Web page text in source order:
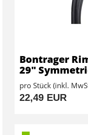
Bontrager
29"
pro Stück (inkl.
22,49 EUR